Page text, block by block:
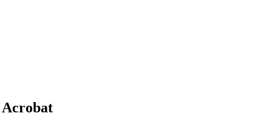
Acrobat